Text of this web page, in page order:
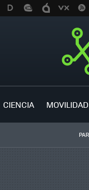
CIENCIA MOVILIDAD